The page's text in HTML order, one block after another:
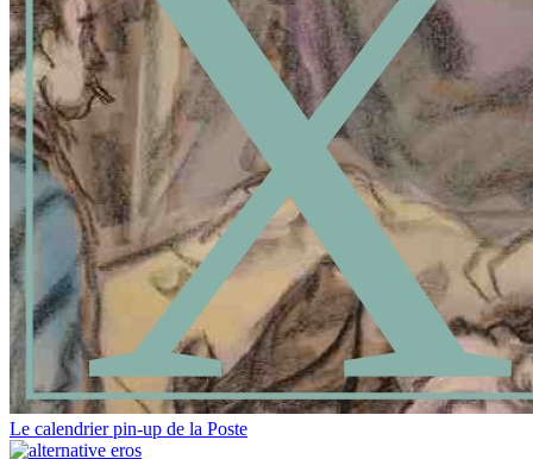
Le calendrier pin-up de la Poste